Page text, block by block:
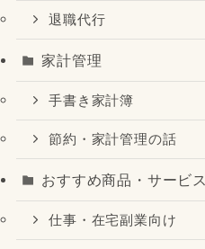
退職代行
家計管理
手書き家計簿
節約・家計管理の話
おすすめ商品・サービス
仕事・在宅副業向け